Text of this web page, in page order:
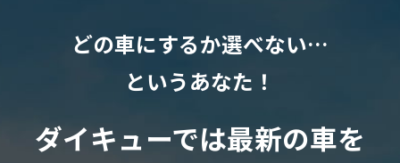
どの車にするか選べない…
というあなた！
ダイキューでは最新の車を